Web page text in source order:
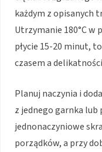
każdym z opisanych
Utrzymanie 180°C w
płycie 15-20 minut,
czasem a
Planuj naczynia i
z jednego garnka
jednonaczyniowe
porządków, a przy